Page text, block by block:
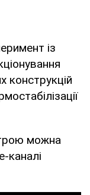
із
конструкцій
можна
каналі